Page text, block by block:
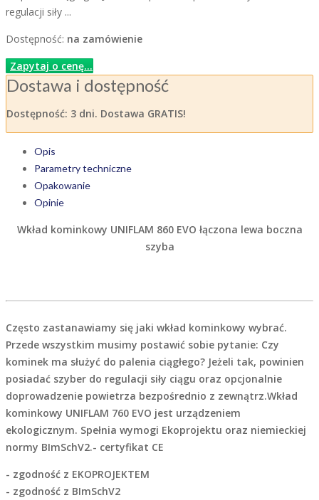
regulacji siły ...
Dostępność: na zamówienie
Zapytaj o cenę...
Dostawa i dostępność
Dostępność: 3 dni. Dostawa GRATIS!
Opis
Parametry techniczne
Opakowanie
Opinie
Wkład kominkowy UNIFLAM 860 EVO łączona lewa boczna
szyba
Często zastanawiamy się jaki wkład kominkowy wybrać.
Przede wszystkim musimy postawić sobie pytanie: Czy
kominek ma służyć do palenia ciągłego? Jeżeli tak, powinien
posiadać szyber do regulacji siły ciągu oraz opcjonalnie
doprowadzenie powietrza bezpośrednio z zewnątrz.Wkład
kominkowy UNIFLAM 760 EVO jest urządzeniem
ekologicznym. Spełnia wymogi Ekoprojektu oraz niemieckiej
normy BImSchV2.- certyfikat CE
- zgodność z EKOPROJEKTEM
- zgodność z BImSchV2